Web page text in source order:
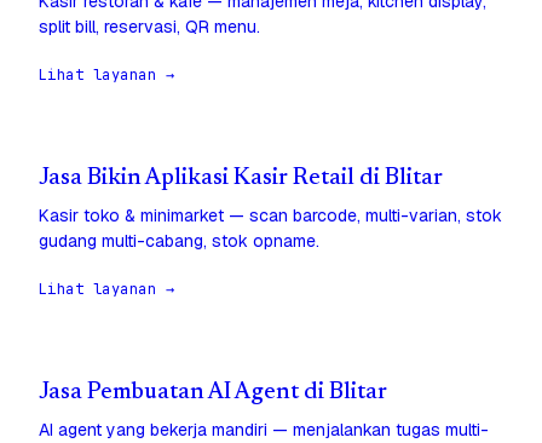
split bill, reservasi, QR menu.
Lihat layanan →
Jasa Bikin Aplikasi Kasir Retail di Blitar
Kasir toko & minimarket — scan barcode, multi-varian, stok
gudang multi-cabang, stok opname.
Lihat layanan →
Jasa Pembuatan AI Agent di Blitar
AI agent yang bekerja mandiri — menjalankan tugas multi-